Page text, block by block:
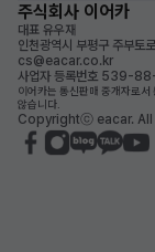
주식회사 이어카
대표 유우재
인천광역시 부평구 주부
cs@eacar.co.kr
사업자 등록번호
이어카는 통신판매 중개자로
않습니다.
Copyrightⓒ eacar. All